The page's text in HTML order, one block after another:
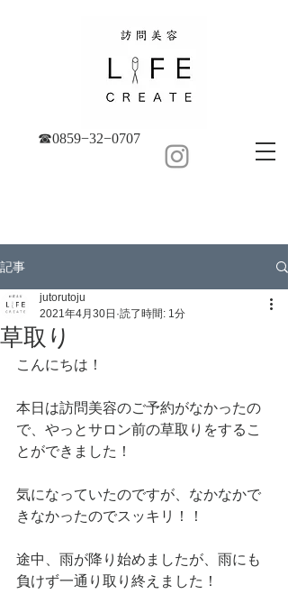
☎︎0859−32−0707
記事
草取り
jutorutoju
2021年4月30日 読了時間: 1分
こんにちは！
本日は訪問美容のご予約がなかったの
で、やっとサロン前の草取りをするこ
とができました！
気になっていたのですが、なかなかで
きなかったのでスッキリ！！
途中、雨が降り始めましたが、雨にも
負けず一通り取り終えました！